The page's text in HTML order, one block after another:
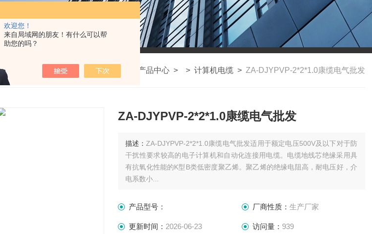
欢迎您！
来自局域网的朋友！有什么可以帮
助您的吗？
我的位置： 产品中心 > > 计算机电缆 > ZA-DJYPVP-2*2*1.0康缆电气批发
ZA-DJYPVP-2*2*1.0康缆电气批发
描述： ZA-DJYPVP-2*2*1.0康缆电气批发适用于额定电压500V及以下对于防
干扰性要求较高的电子计算机和自动化连接用电缆。电缆地线芯绝缘采用具
有抗氧化性能的K型B类低密度聚乙烯。聚乙烯的绝缘电阻高，耐电压好，介
电系数小...
产品型号： 厂商性质： 生产厂家
更新时间： 2026-06-23 访问量： 939